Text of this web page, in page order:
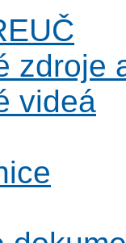
zdroje
videá